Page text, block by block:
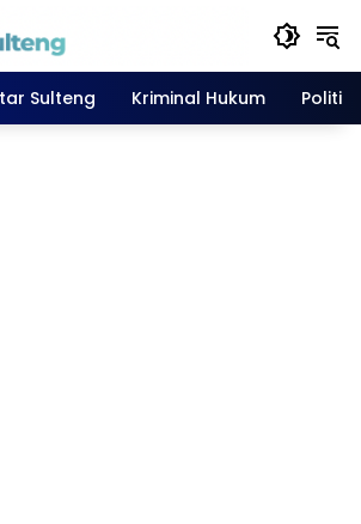
Sulteng Kriminal Hukum Politik